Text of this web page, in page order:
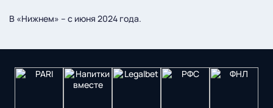
В «Нижнем» – с июня 2024 года.